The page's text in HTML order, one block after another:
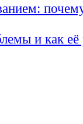
и как её